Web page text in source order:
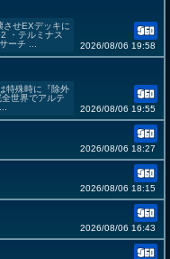
させEXデッキに
・テルミナス
ーチ ...
2026/08/06 19:58
特殊時に『除外
世界でアルテ
2026/08/06 19:55
2026/08/06 18:27
2026/08/06 18:15
2026/08/06 16:43